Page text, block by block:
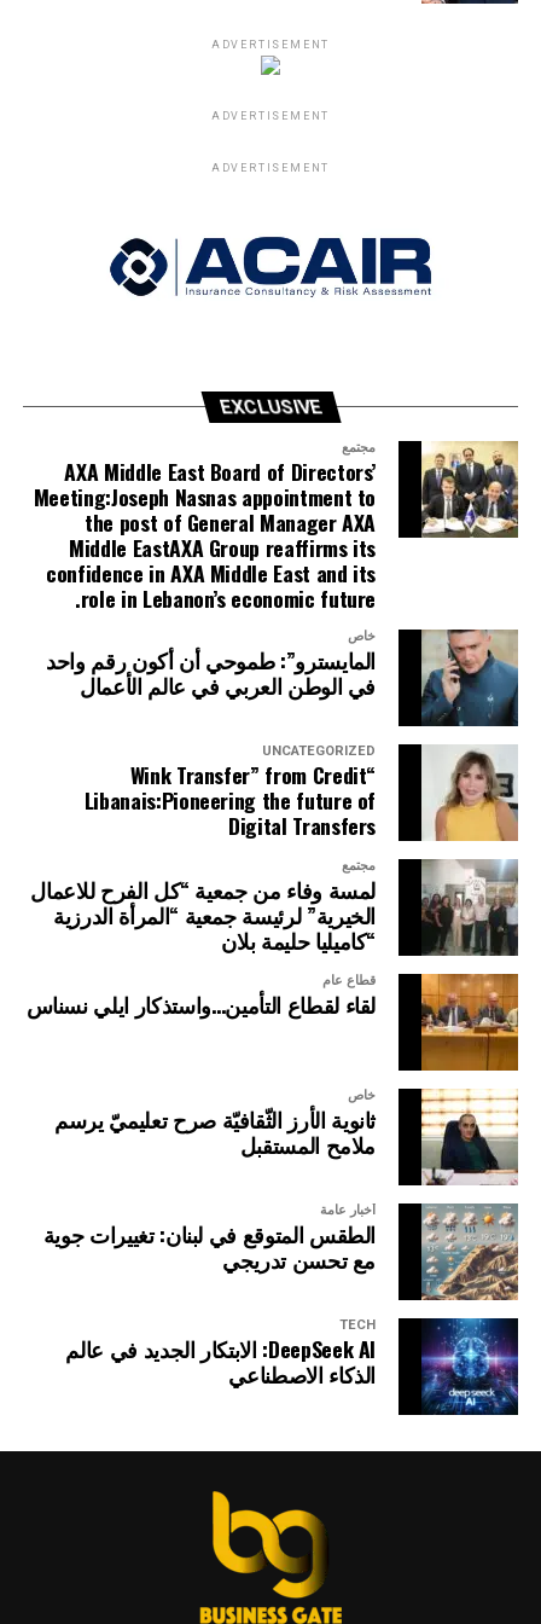
ADVERTISEMENT
ADVERTISEMENT
ADVERTISEMENT
EXCLUSIVE
مجتمع
AXA Middle East Board of Directors’
Meeting:Joseph Nasnas appointment to
the post of General Manager AXA
Middle EastAXA Group reaffirms its
confidence in AXA Middle East and its
role in Lebanon’s economic future.
خاص
المايسترو”: طموحي أن أكون رقم واحد
في الوطن العربي في عالم الأعمال
UNCATEGORIZED
“Wink Transfer” from Credit
Libanais:Pioneering the future of
Digital Transfers
مجتمع
لمسة وفاء من جمعية “كل الفرح للاعمال
الخيرية” لرئيسة جمعية “المرأة الدرزية
“كاميليا حليمة بلان
قطاع عام
لقاء لقطاع التأمين…واستذكار ايلي نسناس
خاص
ثانوية الأرز الثّقافيّة صرح تعليميّ يرسم
ملامح المستقبل
أخبار عامة
الطقس المتوقع في لبنان: تغييرات جوية
مع تحسن تدريجي
TECH
DeepSeek AI: الابتكار الجديد في عالم
الذكاء الاصطناعي